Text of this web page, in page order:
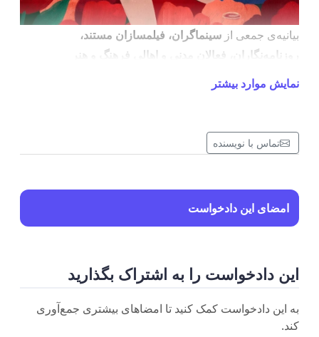
بیانیه‌‌ی جمعی از سینماگران، فیلمسازان مستند،
روزنامه‌نگاران، فعالان مدنی و اهالی فرهنگ و هنر
در اعتراض به فاجعه‌ی مسمومیت عمدی و زنجیره‌وار
دانش‌آموزان دختر در مدارس کشور
بسیاری از کنشگران حقوق زنان، فعالان مدنی و مردم
مردمِ دادخواه را جز با گلوله، اعدام و زندان نداده اید اما
این‌روزها و از پس جنایت‌های خُرد و کلان؛ حمله‌های عمدی و
زنجیره‌ای به مدارس دخترانه‌ی کشور، فاجعه جدیدی است که
بدیهی‌ترین حقوق دختران جامعه ندارد.
در سال ۱۳۹۳ را به یاد داریم. چهره‌‌ی سوخته‌ی زنان و
نمایش موارد بیشتر
تماس با نویسنده
امضای این دادخواست
این دادخواست را به اشتراک بگذارید
به این دادخواست کمک کنید تا امضاهای بیشتری جمع‌آوری
کند.